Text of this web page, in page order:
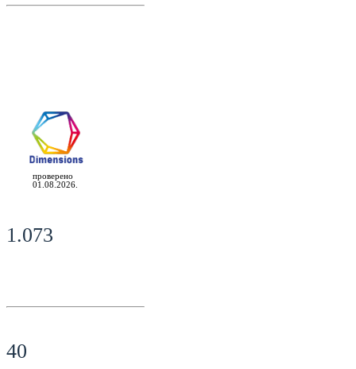
проверено
01.08.2026.
1.073
40